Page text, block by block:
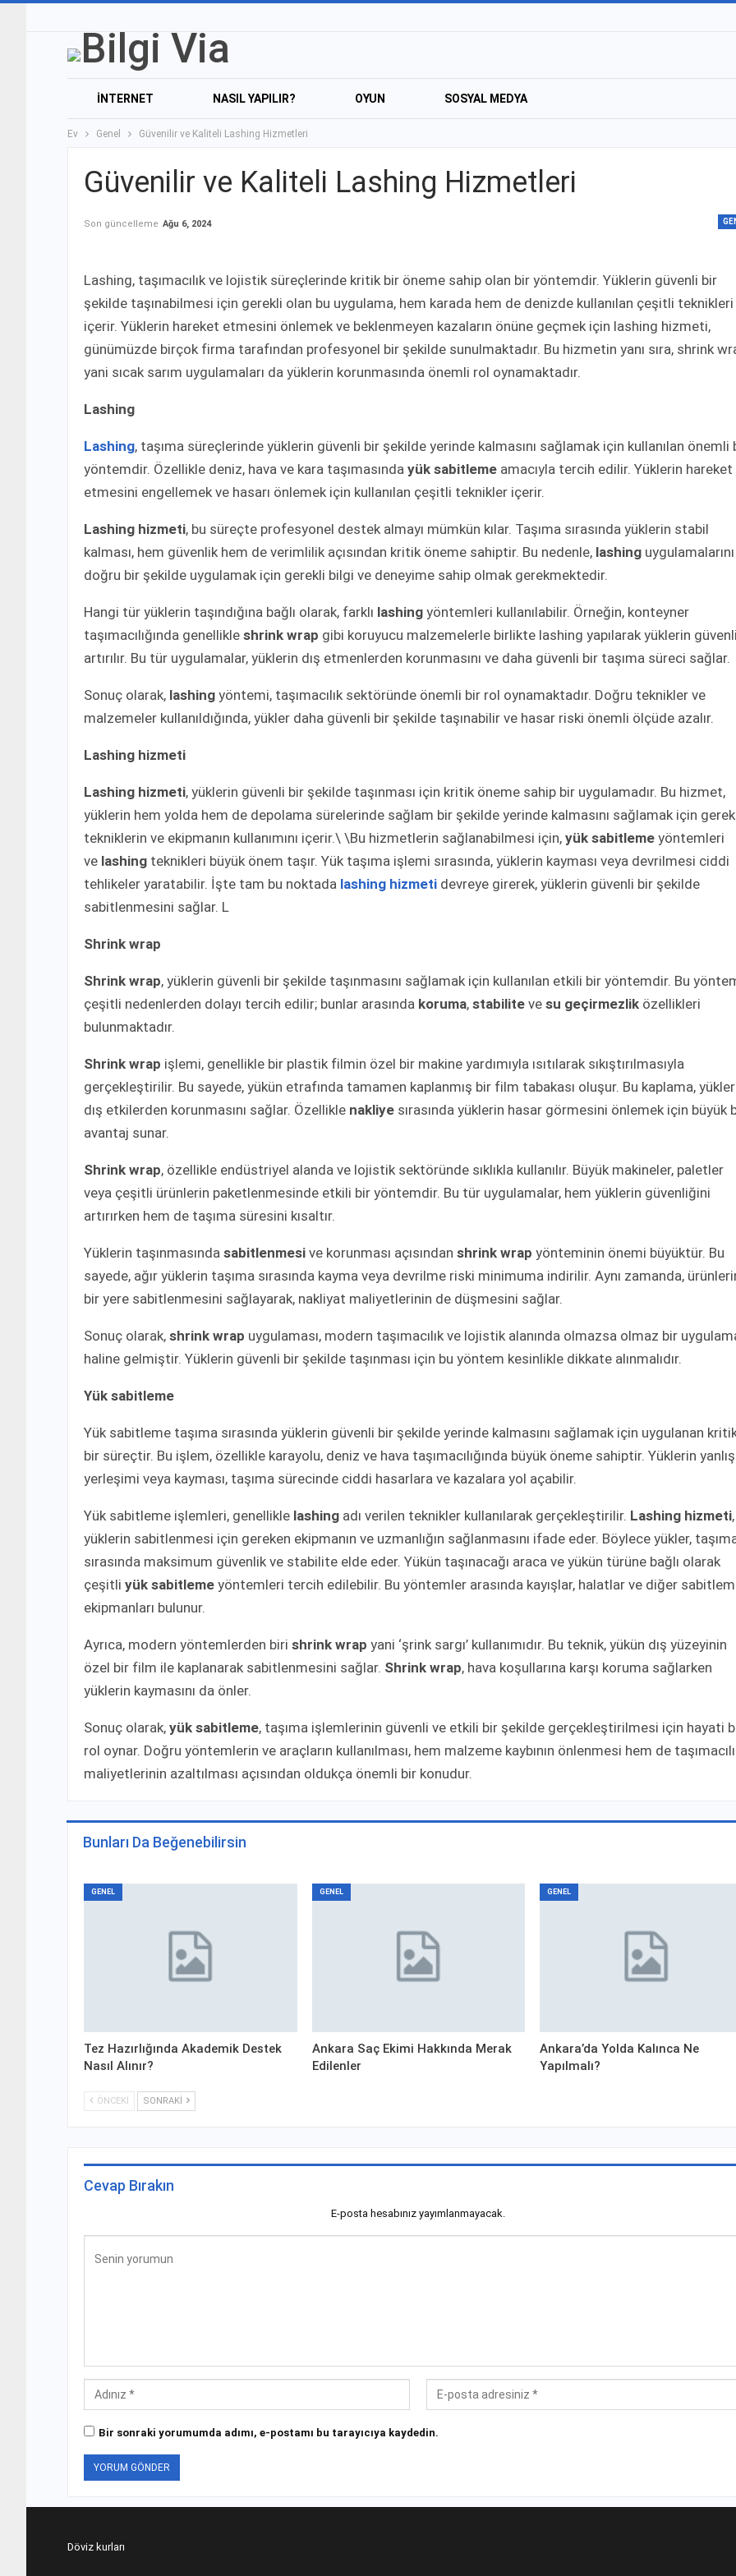
İNTERNET NASIL YAPILIR? OYUN SOSYAL MEDYA
Ev Genel Güvenilir ve Kaliteli Lashing Hizmetleri
Güvenilir ve Kaliteli Lashing Hizmetleri
Son güncelleme Ağu 6, 2024
Lashing, taşımacılık ve lojistik süreçlerinde kritik bir öneme sahip olan bir yöntemdir. Yüklerin güvenli bir
şekilde taşınabilmesi için gerekli olan bu uygulama, hem karada hem de denizde kullanılan çeşitli teknikleri
içerir. Yüklerin hareket etmesini önlemek ve beklenmeyen kazaların önüne geçmek için lashing hizmeti,
günümüzde birçok firma tarafından profesyonel bir şekilde sunulmaktadır. Bu hizmetin yanı sıra, shrink
yani sıcak sarım uygulamaları da yüklerin korunmasında önemli rol oynamaktadır.
Lashing
Lashing, taşıma süreçlerinde yüklerin güvenli bir şekilde yerinde kalmasını sağlamak için kullanılan önemli
yöntemdir. Özellikle deniz, hava ve kara taşımasında yük sabitleme amacıyla tercih edilir. Yüklerin hareket
etmesini engellemek ve hasarı önlemek için kullanılan çeşitli teknikler içerir.
Lashing hizmeti, bu süreçte profesyonel destek almayı mümkün kılar. Taşıma sırasında yüklerin stabil
kalması, hem güvenlik hem de verimlilik açısından kritik öneme sahiptir. Bu nedenle, lashing uygulamalarını
doğru bir şekilde uygulamak için gerekli bilgi ve deneyime sahip olmak gerekmektedir.
Hangi tür yüklerin taşındığına bağlı olarak, farklı lashing yöntemleri kullanılabilir. Örneğin, konteyner
taşımacılığında genellikle shrink wrap gibi koruyucu malzemelerle birlikte lashing yapılarak yüklerin
artırılır. Bu tür uygulamalar, yüklerin dış etmenlerden korunmasını ve daha güvenli bir taşıma süreci sağlar.
Sonuç olarak, lashing yöntemi, taşımacılık sektöründe önemli bir rol oynamaktadır. Doğru teknikler ve
malzemeler kullanıldığında, yükler daha güvenli bir şekilde taşınabilir ve hasar riski önemli ölçüde azalır.
Lashing hizmeti
Lashing hizmeti, yüklerin güvenli bir şekilde taşınması için kritik öneme sahip bir uygulamadır. Bu hizmet,
yüklerin hem yolda hem de depolama sürelerinde sağlam bir şekilde yerinde kalmasını sağlamak için
tekniklerin ve ekipmanın kullanımını içerir.\ \Bu hizmetlerin sağlanabilmesi için, yük sabitleme yöntemleri
ve lashing teknikleri büyük önem taşır. Yük taşıma işlemi sırasında, yüklerin kayması veya devrilmesi ciddi
tehlikeler yaratabilir. İşte tam bu noktada lashing hizmeti devreye girerek, yüklerin güvenli bir şekilde
sabitlenmesini sağlar. L
Shrink wrap
Shrink wrap, yüklerin güvenli bir şekilde taşınmasını sağlamak için kullanılan etkili bir yöntemdir. Bu
çeşitli nedenlerden dolayı tercih edilir; bunlar arasında koruma, stabilite ve su geçirmezlik özellikleri
bulunmaktadır.
Shrink wrap işlemi, genellikle bir plastik filmin özel bir makine yardımıyla ısıtılarak sıkıştırılmasıyla
gerçekleştirilir. Bu sayede, yükün etrafında tamamen kaplanmış bir film tabakası oluşur. Bu kaplama,
dış etkilerden korunmasını sağlar. Özellikle nakliye sırasında yüklerin hasar görmesini önlemek için büyük
avantaj sunar.
Shrink wrap, özellikle endüstriyel alanda ve lojistik sektöründe sıklıkla kullanılır. Büyük makineler, paletler
veya çeşitli ürünlerin paketlenmesinde etkili bir yöntemdir. Bu tür uygulamalar, hem yüklerin güvenliğini
artırırken hem de taşıma süresini kısaltır.
Yüklerin taşınmasında sabitlenmesi ve korunması açısından shrink wrap yönteminin önemi büyüktür. Bu
sayede, ağır yüklerin taşıma sırasında kayma veya devrilme riski minimuma indirilir. Aynı zamanda,
bir yere sabitlenmesini sağlayarak, nakliyat maliyetlerinin de düşmesini sağlar.
Sonuç olarak, shrink wrap uygulaması, modern taşımacılık ve lojistik alanında olmazsa olmaz bir
haline gelmiştir. Yüklerin güvenli bir şekilde taşınması için bu yöntem kesinlikle dikkate alınmalıdır.
Yük sabitleme
Yük sabitleme taşıma sırasında yüklerin güvenli bir şekilde yerinde kalmasını sağlamak için uygulanan
bir süreçtir. Bu işlem, özellikle karayolu, deniz ve hava taşımacılığında büyük öneme sahiptir. Yüklerin yanlış
yerleşimi veya kayması, taşıma sürecinde ciddi hasarlara ve kazalara yol açabilir.
Yük sabitleme işlemleri, genellikle lashing adı verilen teknikler kullanılarak gerçekleştirilir. Lashing hizmeti,
yüklerin sabitlenmesi için gereken ekipmanın ve uzmanlığın sağlanmasını ifade eder. Böylece yükler,
sırasında maksimum güvenlik ve stabilite elde eder. Yükün taşınacağı araca ve yükün türüne bağlı olarak
çeşitli yük sabitleme yöntemleri tercih edilebilir. Bu yöntemler arasında kayışlar, halatlar ve diğer
ekipmanları bulunur.
Ayrıca, modern yöntemlerden biri shrink wrap yani ‘şrink sargı’ kullanımıdır. Bu teknik, yükün dış yüzeyinin
özel bir film ile kaplanarak sabitlenmesini sağlar. Shrink wrap, hava koşullarına karşı koruma sağlarken
yüklerin kaymasını da önler.
Sonuç olarak, yük sabitleme, taşıma işlemlerinin güvenli ve etkili bir şekilde gerçekleştirilmesi için hayati
rol oynar. Doğru yöntemlerin ve araçların kullanılması, hem malzeme kaybının önlenmesi hem de
maliyetlerinin azaltılması açısından oldukça önemli bir konudur.
Bunları Da Beğenebilirsin
GENEL
Tez Hazırlığında Akademik Destek
Nasıl Alınır?
GENEL
Ankara Saç Ekimi Hakkında Merak
Edilenler
GENEL
Ankara’da Yolda Kalınca Ne
Yapılmalı?
ÖNCEKI SONRAKI
Cevap Bırakın
E-posta hesabınız yayımlanmayacak.
Bir sonraki yorumumda adımı, e-postamı bu tarayıcıya kaydedin.
Döviz kurları